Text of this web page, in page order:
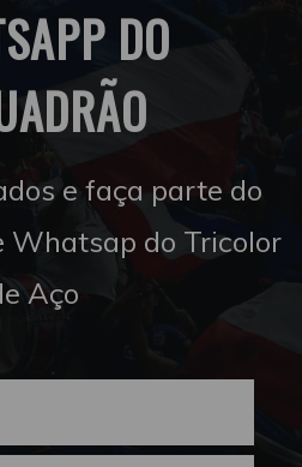
DO
e faça parte do
Whatsap do Tricolor
Aço